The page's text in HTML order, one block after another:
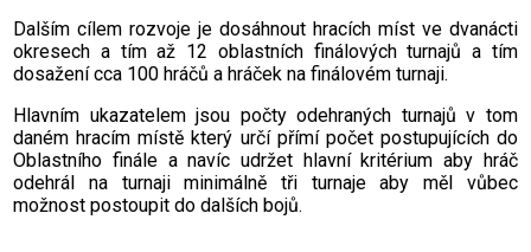
Dalším cílem rozvoje je dosáhnout hracích míst ve dvanácti
okresech a tím až 12 oblastních finálových turnajů a tím
dosažení cca 100 hráčů a hráček na finálovém turnaji.
Hlavním ukazatelem jsou počty odehraných turnajů v tom
daném hracím místě který určí přímí počet postupujících do
Oblastního finále a navíc udržet hlavní kritérium aby hráč
odehrál na turnaji minimálně tři turnaje aby měl vůbec
možnost postoupit do dalších bojů.